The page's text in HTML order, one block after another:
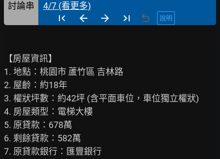
討論串 4/7 (看更多)
說明
【房屋資訊】
1. 地點：桃園市 蘆竹區 吉林路
2. 屋齡：約18年
3. 權狀坪數：約42坪 (含平面車位，車位獨立權狀)
4. 房屋類型：電梯大樓
5. 原貸款：678萬
6. 剩餘貸款：582萬
7. 原貸款銀行：匯豐銀行